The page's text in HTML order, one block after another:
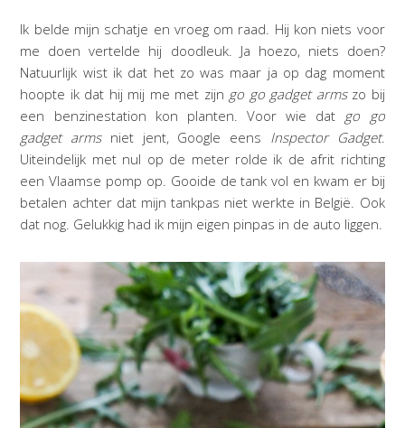
Ik belde mijn schatje en vroeg om raad. Hij kon niets voor
me doen vertelde hij doodleuk. Ja hoezo, niets doen?
Natuurlijk wist ik dat het zo was maar ja op dag moment
hoopte ik dat hij mij me met zijn go go gadget armszo bij
een benzinestation kon planten. Voor wie dat go go
gadget armsniet jent, Google eens Inspector Gadget.
Uiteindelijk met nul op de meter rolde ik de afrit richting
een Vlaamse pomp op. Gooide de tank vol en kwam er bij
betalen achter dat mijn tankpas niet werkte in België. Ook
dat nog. Gelukkig had ik mijn eigen pinpas in de auto liggen.